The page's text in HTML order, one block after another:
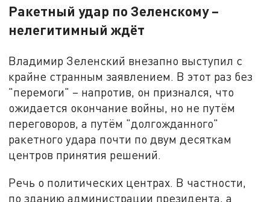
Ракетный удар по Зеленскому –
нелегитимный ждёт
Владимир Зеленский внезапно выступил с
крайне странным заявлением. В этот раз без
"перемоги" – напротив, он признался, что
ожидается окончание войны, но не путём
переговоров, а путём "долгожданного"
ракетного удара почти по двум десяткам
центров принятия решений.
Речь о политических центрах. В частности,
по зданию администрации президента, а